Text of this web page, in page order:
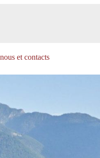
et contacts